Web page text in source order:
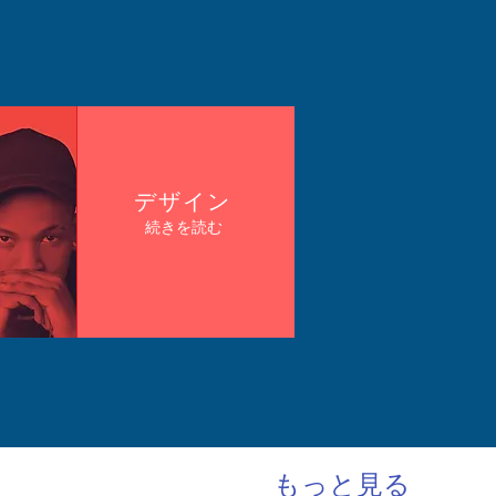
デザイン
続きを読む
もっと見る